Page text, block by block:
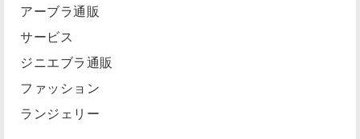
アーブラ通販
サービス
ジニエブラ通販
ファッション
ランジェリー